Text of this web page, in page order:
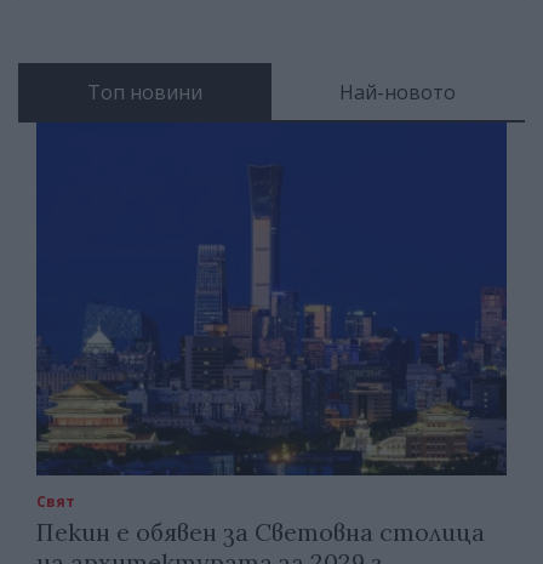
Топ новини Най-новото
Свят
Пекин е обявен за Световна столица